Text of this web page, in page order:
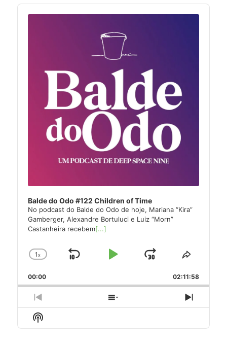
Audio
Player
Balde do Odo #122 Children of Time
No podcast do Balde do Odo de hoje, Mariana “Kira”
Gamberger, Alexandre Bortuluci e Luiz “Morn”
Castanheira recebem[...]
Change
Rate
1x
Skip
Play
Jump
Forward
Share
Episode
00:00 02:11:58
Previous
Episode
Show
Episodes
Next
Episode
Show
Podcast